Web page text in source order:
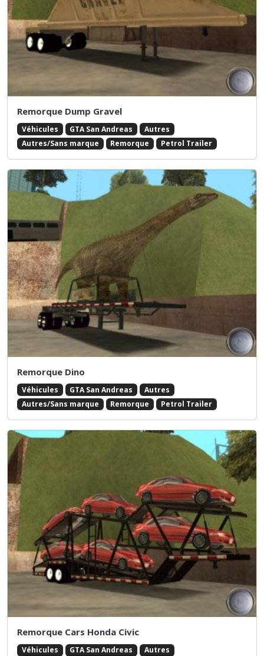
Remorque Dump Gravel
Véhicules GTA San Andreas
Autres
Autres/Sans marque
Remorque Petrol Trailer
Remorque Dino
Véhicules GTA San Andreas
Autres
Autres/Sans marque
Remorque Petrol Trailer
Remorque Cars Honda Civic
Véhicules GTA San Andreas
Autres